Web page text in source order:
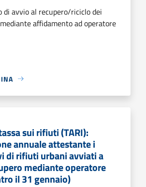
di avvio al recupero/riciclo dei
affidamento ad operatore
sui rifiuti (TARI):
annuale attestante i
di rifiuti urbani avviati a
mediante operatore
il 31 gennaio)